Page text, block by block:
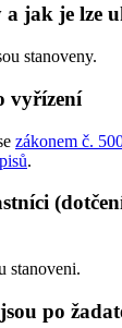
a jak je lze
stanoveny.
vyřízení
zákonem č.
.
stanoveni.
po